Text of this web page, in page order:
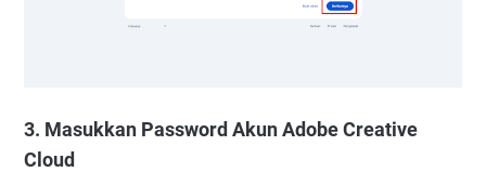
3. Masukkan Password Akun Adobe Creative
Cloud